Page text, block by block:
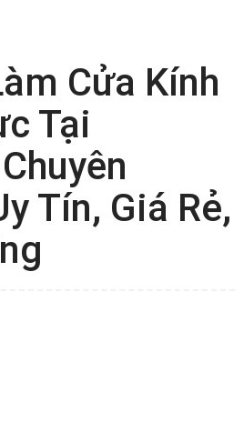
Cửa Kính
Tại
Tín, Giá Rẻ,